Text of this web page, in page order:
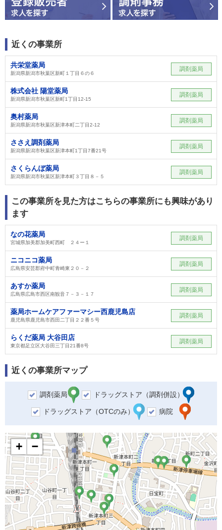
近くの事業所
共栄堂薬局
新潟県新潟市秋葉区新町１丁目６の６
調剤薬局
株式会社 陽堂薬局
新潟県新潟市秋葉区新町1丁目12-15
調剤薬局
奥村薬局
新潟県新潟市秋葉区新津本町二丁目2-12
調剤薬局
ささえ調剤薬局
新潟県新潟市秋葉区新津本町1丁目7番21号
調剤薬局
さくらんぼ薬局
新潟県新潟市秋葉区新津本町３丁目８－５
調剤薬局
この事業所を見た方はこちらの事業所にも興味があり
ます
なの花薬局
宮城県加美郡加美町西町 ２４ー１
調剤薬局
ニコニコ薬局
広島県安芸郡府中町青崎東２０－２
調剤薬局
あすか薬局
広島県広島市西区南観音７－３－１７
調剤薬局
薬局ホームケアファーマシー西鹿児島店
鹿児島県鹿児島市西田二丁目２２番５号
調剤薬局
らくだ薬局 大谷田店
東京都足立区大谷田三丁目21番8号
調剤薬局
近くの事業所マップ
調剤薬局 ドラッグストア（調剤併設）
ドラッグストア（OTCのみ） 病院
+ −